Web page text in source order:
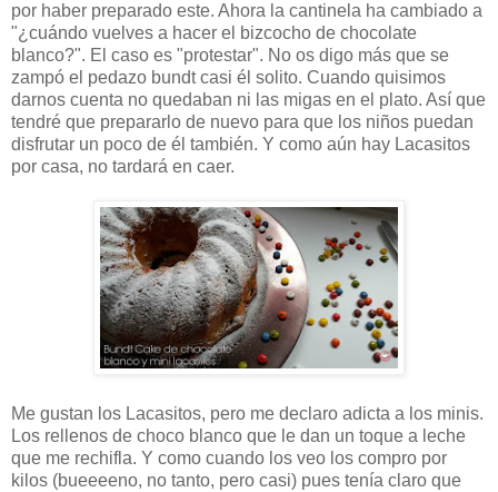
por haber preparado este. Ahora la cantinela ha cambiado a
"¿cuándo vuelves a hacer el bizcocho de chocolate
blanco?". El caso es "protestar". No os digo más que se
zampó el pedazo bundt casi él solito. Cuando quisimos
darnos cuenta no quedaban ni las migas en el plato. Así que
tendré que prepararlo de nuevo para que los niños puedan
disfrutar un poco de él también. Y como aún hay Lacasitos
por casa, no tardará en caer.
Me gustan los Lacasitos, pero me declaro adicta a los minis.
Los rellenos de choco blanco que le dan un toque a leche
que me rechifla. Y como cuando los veo los compro por
kilos (bueeeeno, no tanto, pero casi) pues tenía claro que